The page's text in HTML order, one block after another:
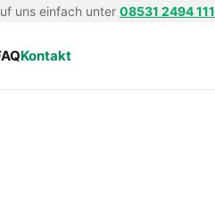
uns einfach unter 08531 2494 111
Kontakt